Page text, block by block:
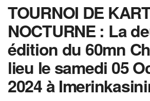
TOURNOI DE
NOCTURNE : La
édition du 60mn
lieu le samedi 05
2024 à